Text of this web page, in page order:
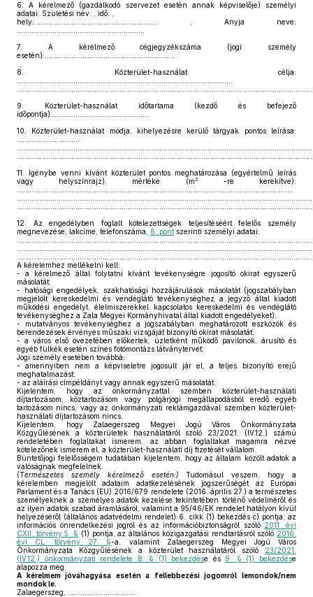
6.
A kérelmező (gazdálkodó szervezet esetén annak képviselője) személyi
adatai: Születési név: , idő: ,
hely:........................................................... , Anyja neve:
7.
A kérelmező cégjegyzékszáma (jogi személy
esetén):..............................................................
8.
Közterület-használat célja:
9.
Közterület-használat időtartama (kezdő és befejező
időpontja):..............................................
10.
Közterület-használat módja, kihelyezésre kerülő tárgyak pontos leírása:
11.
Igénybe venni kívánt közterület pontos meghatározása (egyértelmű leírás
vagy helyszínrajz), mértéke (m2
-re kerekítve):
12.
Az engedélyben foglalt kötelezettségek teljesítéséért felelős személy
megnevezése, lakcíme, telefonszáma, 6. pont szerinti személyi adatai:
A kérelemhez mellékelni kell:
- a kérelmező által folytatni kívánt tevékenységre jogosító okirat egyszerű
másolatát;
- hatósági engedélyek, szakhatósági hozzájárulások másolatát (jogszabályban
megjelölt kereskedelmi és vendéglátó tevékenységhez a jegyző által kiadott
működési engedélyt, élelmiszerekkel kapcsolatos kereskedelmi és vendéglátó
tevékenységhez a Zala Megyei Kormányhivatal által kiadott engedélyeket);
- mutatványos tevékenységhez a jogszabályban meghatározott eszközök és
berendezések érvényes műszaki vizsgáját bizonyító okirat másolatát;
- a város első övezetében előkertek, üzletként működő pavilonok, árusító és
egyéb fülkék esetén színes fotómontázs látványtervet;
Jogi személy esetében továbbá:
- amennyiben nem a képviseletre jogosult jár el, a teljes bizonyító erejű
meghatalmazást;
- az aláírási címpéldányt vagy annak egyszerű másolatát.
Kijelentem, hogy az önkormányzattal szemben közterület-használati
díjtartozásom, köztartozásom vagy polgárjogi megállapodásból eredő egyéb
tartozásom nincs, vagy az önkormányzati reklámgazdával szemben közterület-
használati díjtartozásom nincs.
Kijelentem, hogy Zalaegerszeg Megyei Jogú Város Önkormányzata
Közgyűlésének a közterületek használatáról szóló 23/2021. (IV.12.) számú
rendeletében foglaltakat ismerem, az abban foglaltakat magamra nézve
kötelezőnek ismerem el, a közterület-használati díj fizetését vállalom.
Büntetőjogi felelősségem tudatában kijelentem, hogy az általam közölt adatok a
valóságnak megfelelnek.
(Természetes személy kérelmező esetén:)Tudomásul veszem, hogy a
kérelemben megjelölt adataim adatkezelésének jogszerűségét az Európai
Parlament és a Tanács (EU) 2016/679 rendelete (2016. április 27.) a természetes
személyeknek a személyes adatok kezelése tekintetében történő védelméről és
az ilyen adatok szabad áramlásáról, valamint a 95/46/EK rendelet hatályon kívül
helyezéséről (általános adatvédelmi rendelet) 6. cikk (1) bekezdés c) pontja, az
információs önrendelkezési jogról és az információbiztonságról szóló 2011. évi
CXII. törvény 5. § (1) pontja, az általános közigazgatási rendtartásról szóló 2016.
évi CL. törvény 27. §-a, valamint Zalaegerszeg Megyei Jogú Város
Önkormányzata Közgyűlésének a közterület használatáról szóló 23/2021.
(IV.12.) önkormányzati rendelete 8. § (1) bekezdése és 9. § (1) bekezdése
alapozza meg.
A kérelmem jóváhagyása esetén a fellebbezési jogomról lemondok/nem
mondok le.
Zalaegerszeg, ……………………………